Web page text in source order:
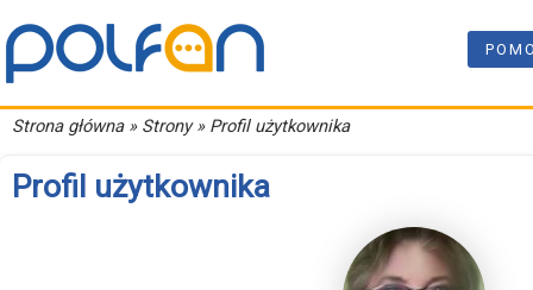
Strona główna» Strony » Profil użytkownika
Profil użytkownika